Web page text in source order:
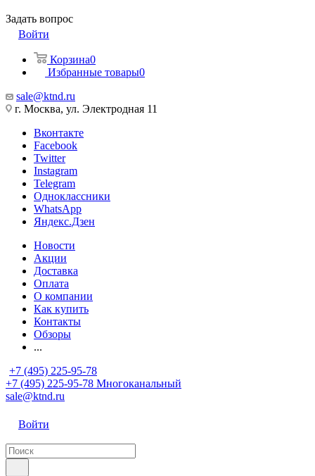
Задать вопрос
Войти
Корзина0
Избранные товары0
sale@ktnd.ru
г. Москва, ул. Электродная 11
Вконтакте
Facebook
Twitter
Instagram
Telegram
Одноклассники
WhatsApp
Яндекс.Дзен
Новости
Акции
Доставка
Оплата
О компании
Как купить
Контакты
Обзоры
...
+7 (495) 225-95-78
+7 (495) 225-95-78 Многоканальный
sale@ktnd.ru
Войти